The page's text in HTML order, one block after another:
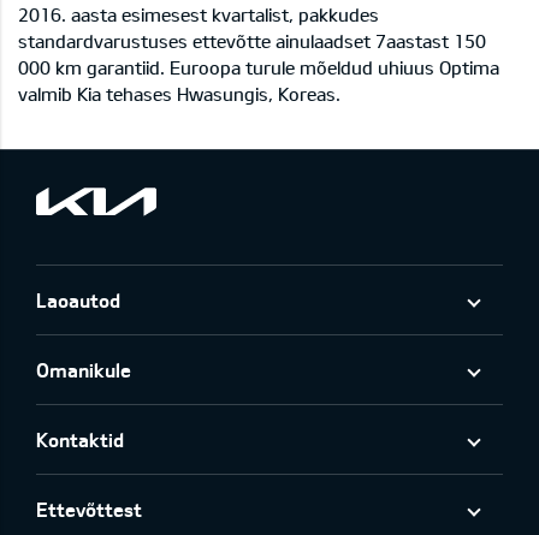
2016. aasta esimesest kvartalist, pakkudes
standardvarustuses ettevõtte ainulaadset 7aastast 150
000 km garantiid. Euroopa turule mõeldud uhiuus Optima
valmib Kia tehases Hwasungis, Koreas.
Laoautod
Omanikule
Kontaktid
Ettevõttest